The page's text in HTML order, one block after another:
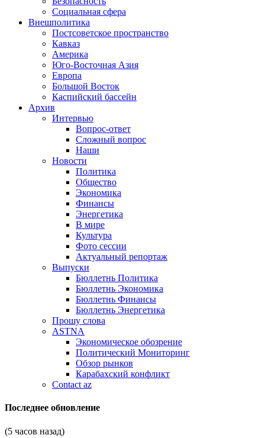
Социальная сфера
Внешполитика
Постсоветское пространство
Кавказ
Америка
Юго-Восточная Азия
Европа
Большой Восток
Каспийский бассейн
Архив
Интервью
Вопрос-ответ
Сложный вопрос
Наши
Новости
Политика
Общество
Экономика
Финансы
Энергетика
В мире
Культура
Фото сессии
Актуальный репортаж
Выпуски
Бюллетнь Политика
Бюллетнь Экономика
Бюллетнь Финансы
Бюллетнь Энергетика
Прошу слова
ASTNA
Экономическое обозрение
Политический Мониторинг
Обзор рынков
Карабахский конфликт
Contact az
Последнее обновление
(5 часов назад)